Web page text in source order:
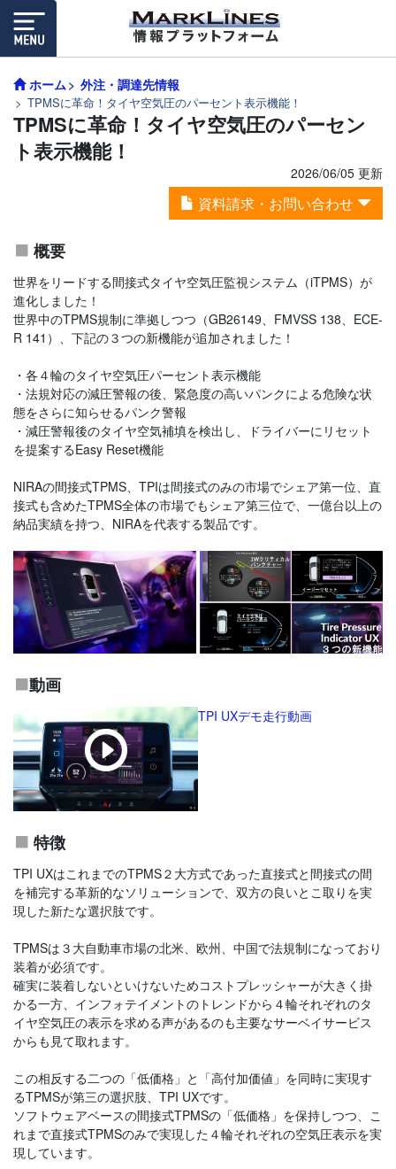
ホーム 外注・調達先情報
TPMSに革命！タイヤ空気圧のパーセント表示機能！
TPMSに革命！タイヤ空気圧のパーセン
ト表示機能！
2026/06/05 更新
資料請求・お問い合わせ
概要
世界をリードする間接式タイヤ空気圧監視システム（iTPMS）が
進化しました！
世界中のTPMS規制に準拠しつつ（GB26149、FMVSS 138、ECE-
R 141）、下記の３つの新機能が追加されました！
・各４輪のタイヤ空気圧パーセント表示機能
・法規対応の減圧警報の後、緊急度の高いパンクによる危険な状
態をさらに知らせるパンク警報
・減圧警報後のタイヤ空気補填を検出し、ドライバーにリセット
を提案するEasy Reset機能
NIRAの間接式TPMS、TPIは間接式のみの市場でシェア第一位、直
接式も含めたTPMS全体の市場でもシェア第三位で、一億台以上の
納品実績を持つ、NIRAを代表する製品です。
動画
TPI UXデモ走行動画
特徴
TPI UXはこれまでのTPMS２大方式であった直接式と間接式の間
を補完する革新的なソリューションで、双方の良いとこ取りを実
現した新たな選択肢です。
TPMSは３大自動車市場の北米、欧州、中国で法規制になっており
装着が必須です。
確実に装着しないといけないためコストプレッシャーが大きく掛
かる一方、インフォテイメントのトレンドから４輪それぞれのタ
イヤ空気圧の表示を求める声があるのも主要なサーベイサービス
からも見て取れます。
この相反する二つの「低価格」と「高付加価値」を同時に実現す
るTPMSが第三の選択肢、TPI UXです。
ソフトウェアベースの間接式TPMSの「低価格」を保持しつつ、こ
れまで直接式TPMSのみで実現した４輪それぞれの空気圧表示を実
現しています。